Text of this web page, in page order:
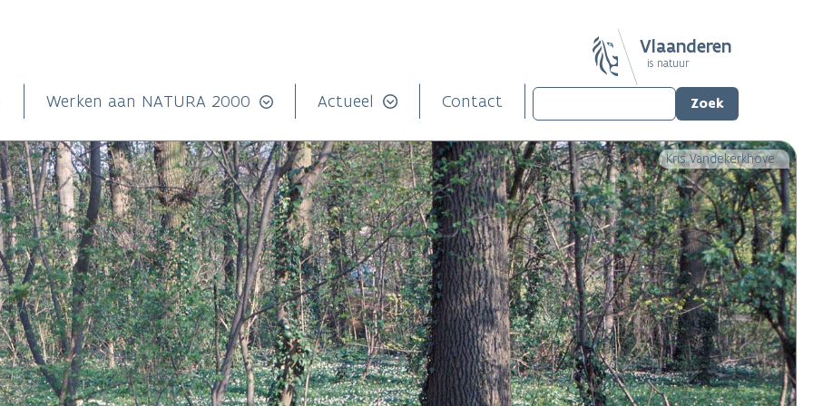
Vlaanderen
is natuur
Werken aan NATURA 2000 Actueel Contact
Kris Vandekerkhove